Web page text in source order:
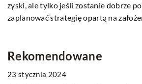
zyski, ale tylko jeśli zostanie dobrze
zaplanować strategię opartą na
Rekomendowane
INNE